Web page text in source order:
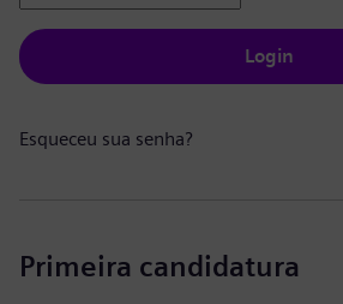
Login
Esqueceu sua senha?
Primeira candidatura